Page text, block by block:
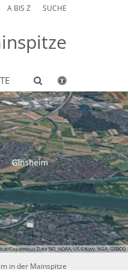
A BIS Z SUCHE
Copernicus.Data SIO, NOAA, US.S.Navy, NGA, GEBCO
in der Mainspitze